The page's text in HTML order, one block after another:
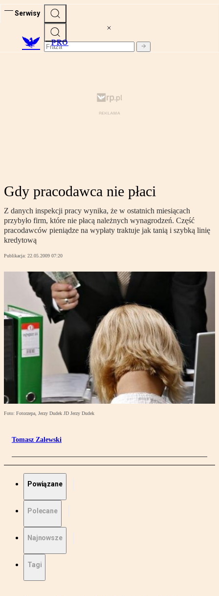
Serwisy
PRO
Gdy pracodawca nie płaci
Z danych inspekcji pracy wynika, że w ostatnich miesiącach
przybyło firm, które nie płacą należnych wynagrodzeń. Część
pracodawców pieniądze na wypłaty traktuje jak tanią i szybką linię
kredytową
Publikacja: 22.05.2009 07:20
Foto: Fotorzepa, Jerzy Dudek JD Jerzy Dudek
Tomasz Zalewski
Powiązane
Polecane
Najnowsze
Tagi